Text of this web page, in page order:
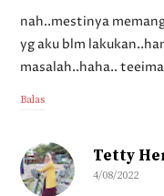
nah..mestinya
yg aku blm
masalah..haha..
Balas
Tetty
4/08/2022